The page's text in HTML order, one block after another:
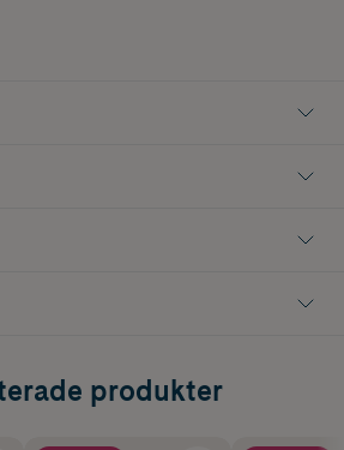
hygienisk droppinsats. Produkten är
produkter